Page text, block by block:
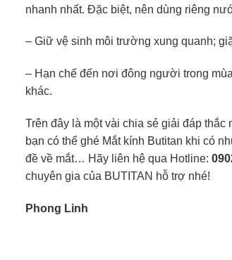
nhanh nhất. Đặc biệt, nên dùng riêng
– Giữ vệ sinh môi trường xung quanh;
– Hạn chế đến nơi đông người trong
khác.
Trên đây là một vài chia sẻ giải đáp thắc
bạn có thể ghé Mắt kính Butitan khi có
đề về mắt… Hãy liên hệ qua Hotline:
chuyên gia của BUTITAN hỗ trợ nhé!
Phong Linh